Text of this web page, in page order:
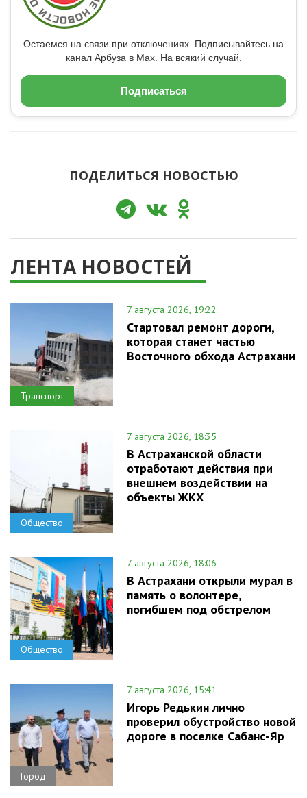
Остаемся на связи при отключениях. Подписывайтесь на
канал Арбуза в Max. На всякий случай.
Подписаться
ПОДЕЛИТЬСЯ НОВОСТЬЮ
ЛЕНТА НОВОСТЕЙ
Транспорт
7 августа 2026, 19:22
Стартовал ремонт дороги,
которая станет частью
Восточного обхода Астрахани
Общество
7 августа 2026, 18:35
В Астраханской области
отработают действия при
внешнем воздействии на
объекты ЖКХ
Общество
7 августа 2026, 18:06
В Астрахани открыли мурал в
память о волонтере,
погибшем под обстрелом
Город
7 августа 2026, 15:41
Игорь Редькин лично
проверил обустройство новой
дороге в поселке Сабанс-Яр